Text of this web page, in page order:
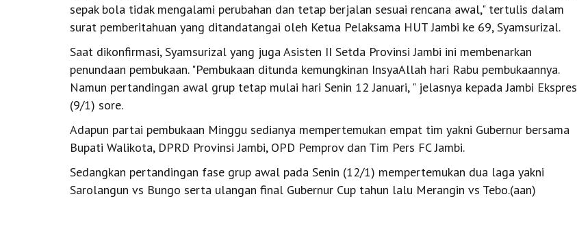
sepak bola tidak mengalami perubahan dan tetap berjalan sesuai rencana awal," tertulis dalam
surat pemberitahuan yang ditandatangai oleh Ketua Pelaksama HUT Jambi ke 69, Syamsurizal.
Saat dikonfirmasi, Syamsurizal yang juga Asisten II Setda Provinsi Jambi ini membenarkan
penundaan pembukaan. "Pembukaan ditunda kemungkinan InsyaAllah hari Rabu pembukaannya.
Namun pertandingan awal grup tetap mulai hari Senin 12 Januari, " jelasnya kepada Jambi Ekspres
(9/1) sore.
Adapun partai pembukaan Minggu sedianya mempertemukan empat tim yakni Gubernur bersama
Bupati Walikota, DPRD Provinsi Jambi, OPD Pemprov dan Tim Pers FC Jambi.
Sedangkan pertandingan fase grup awal pada Senin (12/1) mempertemukan dua laga yakni
Sarolangun vs Bungo serta ulangan final Gubernur Cup tahun lalu Merangin vs Tebo.(aan)